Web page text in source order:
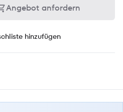
Angebot anfordern
hinzufügen